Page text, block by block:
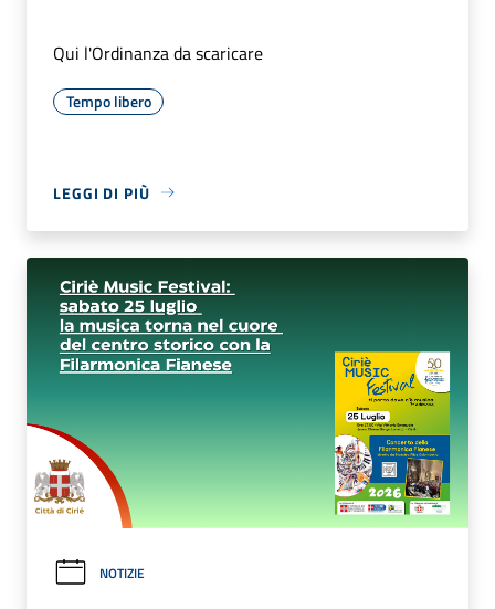
Qui l'Ordinanza da scaricare
Tempo libero
LEGGI DI PIÙ
NOTIZIE